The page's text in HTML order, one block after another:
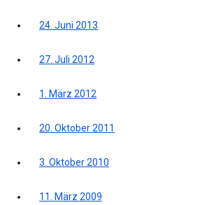
24. Juni 2013
27. Juli 2012
1. März 2012
20. Oktober 2011
3. Oktober 2010
11. März 2009